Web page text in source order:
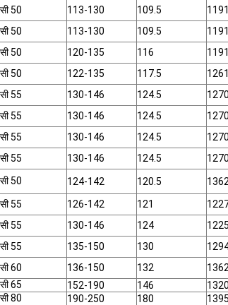
50 113-130 109.5 1191
50 113-130 109.5 1191
50 120-135 116 1191
50 122-135 117.5 1261
55 130-146 124.5 1270
55 130-146 124.5 1270
55 130-146 124.5 1270
55 130-146 124.5 1270
50 124-142 120.5 1362
55 126-142 121
55 130-146 124 1225
55 135-150 130
60 136-150 132 1362
65 152-190 146 1320
80 190-250 180 1395